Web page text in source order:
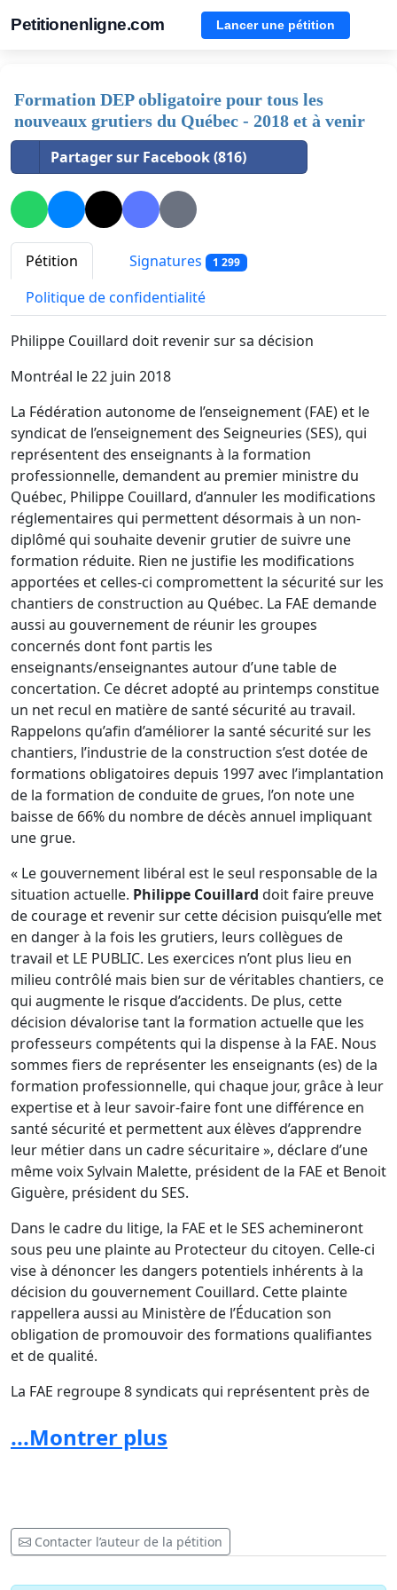
Petitionenligne.com Lancer une pétition
Formation DEP obligatoire pour tous les
nouveaux grutiers du Québec - 2018 et à venir
Partager sur Facebook (816)
Pétition Signatures 1 299
Politique de confidentialité
Philippe Couillard doit revenir sur sa décision
Montréal le 22 juin 2018
La Fédération autonome de l’enseignement (FAE) et le
syndicat de l’enseignement des Seigneuries (SES), qui
représentent des enseignants à la formation
professionnelle, demandent au premier ministre du
Québec, Philippe Couillard, d’annuler les modifications
réglementaires qui permettent désormais à un non-
diplômé qui souhaite devenir grutier de suivre une
formation réduite. Rien ne justifie les modifications
apportées et celles-ci compromettent la sécurité sur les
chantiers de construction au Québec. La FAE demande
aussi au gouvernement de réunir les groupes
concernés dont font partis les
enseignants/enseignantes autour d’une table de
concertation. Ce décret adopté au printemps constitue
un net recul en matière de santé sécurité au travail.
Rappelons qu’afin d’améliorer la santé sécurité sur les
chantiers, l’industrie de la construction s’est dotée de
formations obligatoires depuis 1997 avec l’implantation
de la formation de conduite de grues, l’on note une
baisse de 66% du nombre de décès annuel impliquant
une grue.
« Le gouvernement libéral est le seul responsable de la
situation actuelle. Philippe Couillard doit faire preuve
de courage et revenir sur cette décision puisqu’elle met
en danger à la fois les grutiers, leurs collègues de
travail et LE PUBLIC. Les exercices n’ont plus lieu en
milieu contrôlé mais bien sur de véritables chantiers, ce
qui augmente le risque d’accidents. De plus, cette
décision dévalorise tant la formation actuelle que les
professeurs compétents qui la dispense à la FAE. Nous
sommes fiers de représenter les enseignants (es) de la
formation professionnelle, qui chaque jour, grâce à leur
expertise et à leur savoir-faire font une différence en
santé sécurité et permettent aux élèves d’apprendre
leur métier dans un cadre sécuritaire », déclare d’une
même voix Sylvain Malette, président de la FAE et Benoit
Giguère, président du SES.
Dans le cadre du litige, la FAE et le SES achemineront
sous peu une plainte au Protecteur du citoyen. Celle-ci
vise à dénoncer les dangers potentiels inhérents à la
décision du gouvernement Couillard. Cette plainte
rappellera aussi au Ministère de l’Éducation son
obligation de promouvoir des formations qualifiantes
et de qualité.
La FAE regroupe 8 syndicats qui représentent près de
secondaire, de l’enseignement en milieu carcéral, de la
formation professionnelle, de l’éducation des adultes et
(APRFAE).
...Montrer plus
Contacter l’auteur de la pétition